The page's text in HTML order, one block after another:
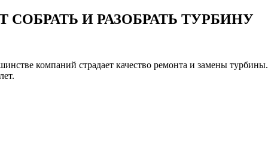
И РАЗОБРАТЬ ТУРБИНУ
компаний страдает качество ремонта и замены турбины.